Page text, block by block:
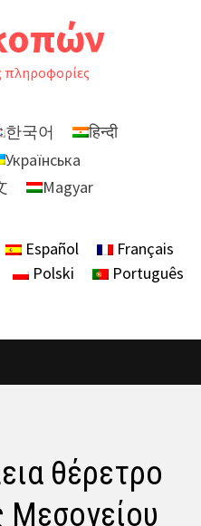
πληροφορίες
한국어
हिन्दी
Українська
Magyar
Español
Français
Polski
Português
θέρετρο
Μεσογείου